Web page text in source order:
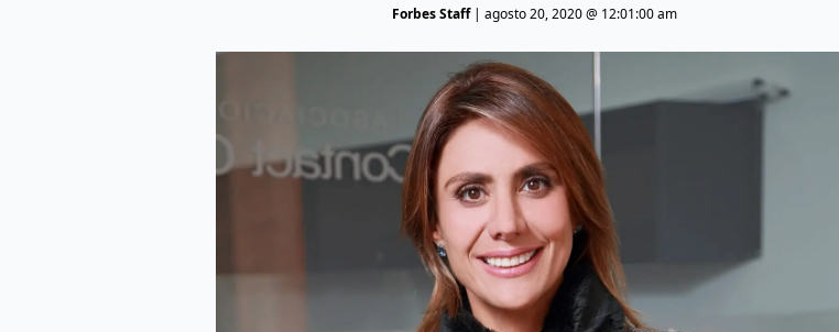
Forbes Staff| agosto 20, 2020 @ 12:01:00 am